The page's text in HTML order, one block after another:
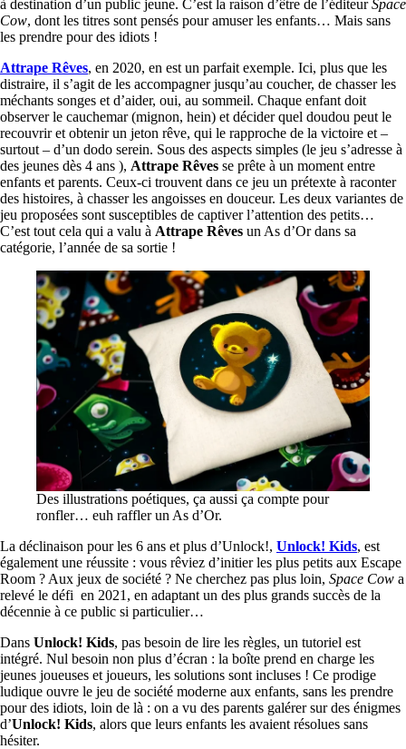
à destination d’un public jeune. C’est la raison d’être de l’éditeurSpace
Cow, dont les titres sont pensés pour amuser les enfants… Mais sans
les prendre pour des idiots !
Attrape Rêves, en 2020, en est un parfait exemple. Ici, plus que les
distraire, il s’agit de les accompagner jusqu’au coucher, de chasser les
méchants songes et d’aider, oui, au sommeil. Chaque enfant doit
observer le cauchemar (mignon, hein) et décider quel doudou peut le
recouvrir et obtenir un jeton rêve, qui le rapproche de la victoire et –
surtout – d’un dodo serein. Sous des aspects simples (le jeu s’adresse à
des jeunes dès 4 ans ), Attrape Rêves se prête à un moment entre
enfants et parents. Ceux-ci trouvent dans ce jeu un prétexte à raconter
des histoires, à chasser les angoisses en douceur. Les deux variantes de
jeu proposées sont susceptibles de captiver l’attention des petits…
C’est tout cela qui a valu à Attrape Rêves un As d’Or dans sa
catégorie, l’année de sa sortie !
Des illustrations poétiques, ça aussi ça compte pour
ronfler… euh raffler un As d’Or.
La déclinaison pour les 6 ans et plus d’Unlock!, Unlock! Kids, est
également une réussite : vous rêviez d’initier les plus petits aux Escape
Room ? Aux jeux de société ? Ne cherchez pas plus loin, Space Cow a
relevé le défi en 2021, en adaptant un des plus grands succès de la
décennie à ce public si particulier…
Dans Unlock! Kids, pas besoin de lire les règles, un tutoriel est
intégré. Nul besoin non plus d’écran : la boîte prend en charge les
jeunes joueuses et joueurs, les solutions sont incluses ! Ce prodige
ludique ouvre le jeu de société moderne aux enfants, sans les prendre
pour des idiots, loin de là : on a vu des parents galérer sur des énigmes
d’Unlock! Kids, alors que leurs enfants les avaient résolues sans
hésiter.